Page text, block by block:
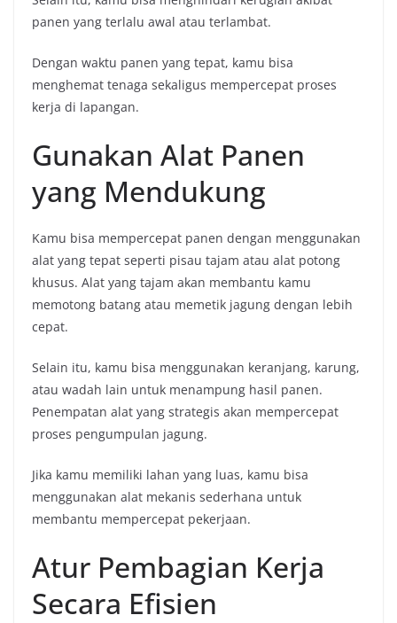
panen yang terlalu awal atau terlambat.
Dengan waktu panen yang tepat, kamu bisa
menghemat tenaga sekaligus mempercepat proses
kerja di lapangan.
Gunakan Alat Panen
yang Mendukung
Kamu bisa mempercepat panen dengan menggunakan
alat yang tepat seperti pisau tajam atau alat potong
khusus. Alat yang tajam akan membantu kamu
memotong batang atau memetik jagung dengan lebih
cepat.
Selain itu, kamu bisa menggunakan keranjang, karung,
atau wadah lain untuk menampung hasil panen.
Penempatan alat yang strategis akan mempercepat
proses pengumpulan jagung.
Jika kamu memiliki lahan yang luas, kamu bisa
menggunakan alat mekanis sederhana untuk
membantu mempercepat pekerjaan.
Atur Pembagian Kerja
Secara Efisien